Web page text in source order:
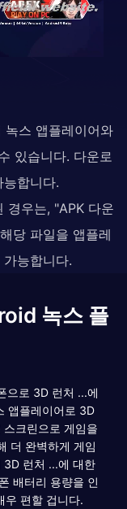
녹스 앱플레이어와
있습니다. 다운로
합니다.
경우는, "APK 다운
당 파일을 앱플레
능합니다.
녹스 플
으로 3D 런처 ...에
앱플레이어로 3D
크린으로 게임을
더 완벽하게 게임
3D 런처 ...에 대한
배터리 용량을 인
우 편할 겁니다.